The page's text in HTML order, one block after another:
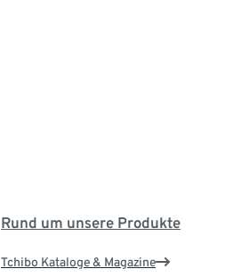
Rund um unsere Produkte
Tchibo Kataloge & Magazine